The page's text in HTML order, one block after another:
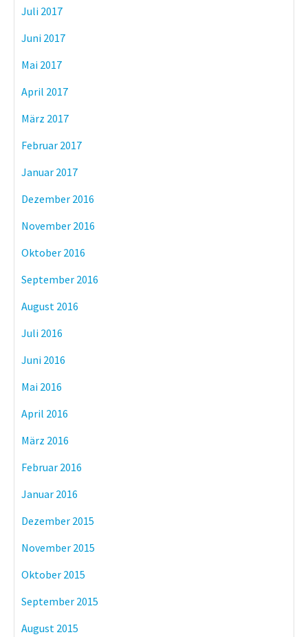
Juli 2017
Juni 2017
Mai 2017
April 2017
März 2017
Februar 2017
Januar 2017
Dezember 2016
November 2016
Oktober 2016
September 2016
August 2016
Juli 2016
Juni 2016
Mai 2016
April 2016
März 2016
Februar 2016
Januar 2016
Dezember 2015
November 2015
Oktober 2015
September 2015
August 2015